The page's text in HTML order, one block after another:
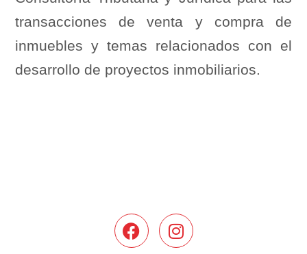
transacciones de venta y compra de
inmuebles y temas relacionados con el
desarrollo de proyectos inmobiliarios.